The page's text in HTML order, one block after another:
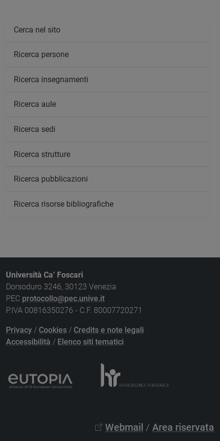
Cerca nel sito
Ricerca persone
Ricerca insegnamenti
Ricerca aule
Ricerca sedi
Ricerca strutture
Ricerca pubblicazioni
Ricerca risorse bibliografiche
Università Ca’ Foscari
Dorsoduro 3246, 30123 Venezia
PEC protocollo@pec.unive.it
P.IVA 00816350276 - C.F. 80007720271
Privacy / Cookies / Credits e note legali
Accessibilità / Elenco siti tematici
Webmail / Area riservata